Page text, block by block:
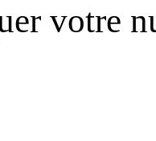
votre